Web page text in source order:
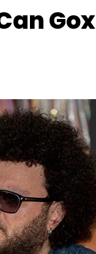
Gox